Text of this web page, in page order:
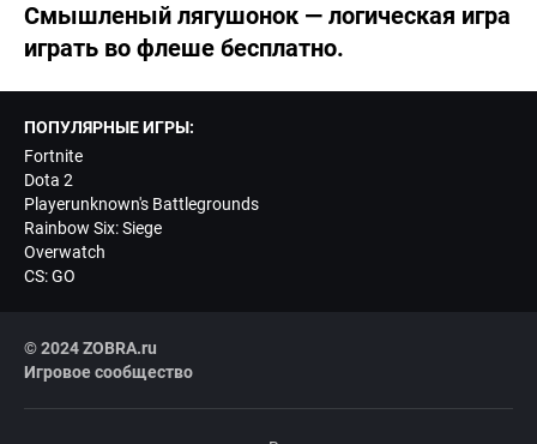
Смышленый лягушонок — логическая игра
играть во флеше бесплатно.
ПОПУЛЯРНЫЕ ИГРЫ:
Fortnite
Dota 2
Playerunknown's Battlegrounds
Rainbow Six: Siege
Overwatch
CS: GO
© 2024 ZOBRA.ru
Игровое сообщество